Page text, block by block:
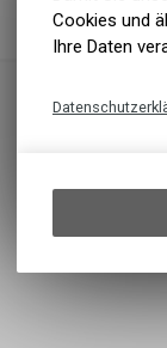
Cookies und
Ihre Daten